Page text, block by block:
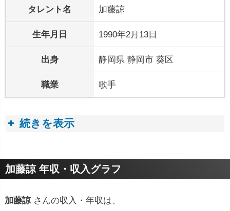
タレント名 加藤諒
生年月日 1990年2月13日
出身 静岡県 静岡市 葵区
職業 歌手
続きを表示
プロフィールトピック
加藤諒 年収・収入グラフ
加藤諒 さんの収入・年収は、